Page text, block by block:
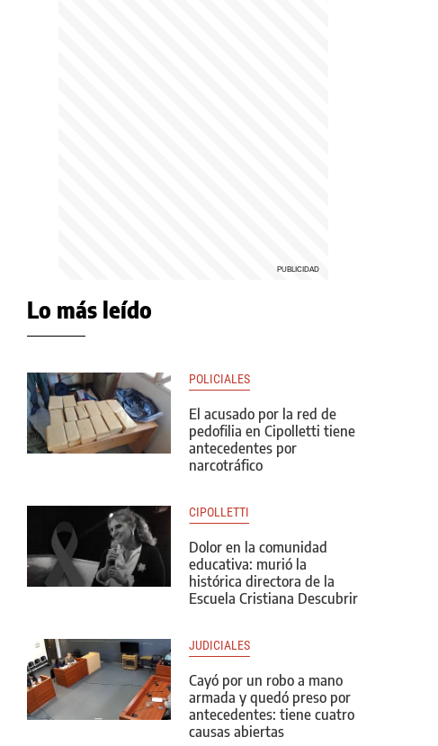
Lo más leído
POLICIALES
El acusado por la red de
pedofilia en Cipolletti tiene
antecedentes por
narcotráfico
CIPOLLETTI
Dolor en la comunidad
educativa: murió la
histórica directora de la
Escuela Cristiana Descubrir
JUDICIALES
Cayó por un robo a mano
armada y quedó preso por
antecedentes: tiene cuatro
causas abiertas